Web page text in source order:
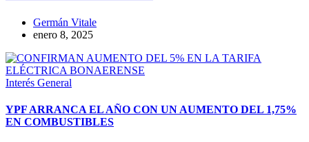
Germán Vitale
enero 8, 2025
Interés General
YPF ARRANCA EL AÑO CON UN AUMENTO DEL 1,75%
EN COMBUSTIBLES